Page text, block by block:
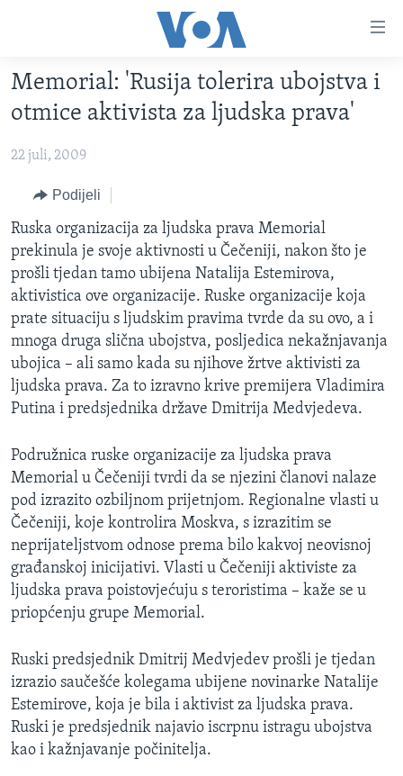
glavni
sadržaj
na
navigaciju
Idi
na
pretragu
FOTOGRAFIJE DANA
VIJESTI
SJEDINJENE AMERIČKE DRŽAVE
BOSNA I HERCEGOVINA
SVIJET
NAUKA I TEHNOLOGIJA
SPECIJALNI PROJEKTI
KORUPCIJA
SLOBODA MEDIJA
ŽENSKA STRANA
IZBJEGLIČKA STRANA
MAGAZIN
O GLASU AMERIKE
Learning English
PRATITE NAS
Memorial: 'Rusija tolerira ubojstva i
otmice aktivista za ljudska prava'
22 juli, 2009
Podijeli
Ruska organizacija za ljudska prava Memorial
prekinula je svoje aktivnosti u Čečeniji, nakon što je
prošli tjedan tamo ubijena Natalija Estemirova,
aktivistica ove organizacije. Ruske organizacije koja
prate situaciju s ljudskim pravima tvrde da su ovo, a i
mnoga druga slična ubojstva, posljedica nekažnjavanja
ubojica – ali samo kada su njihove žrtve aktivisti za
ljudska prava. Za to izravno krive premijera Vladimira
Putina i predsjednika države Dmitrija Medvjedeva.
Podružnica ruske organizacije za ljudska prava
Memorial u Čečeniji tvrdi da se njezini članovi nalaze
pod izrazito ozbiljnom prijetnjom. Regionalne vlasti u
Čečeniji, koje kontrolira Moskva, s izrazitim se
neprijateljstvom odnose prema bilo kakvoj neovisnoj
građanskoj inicijativi. Vlasti u Čečeniji aktiviste za
ljudska prava poistovjećuju s teroristima – kaže se u
priopćenju grupe Memorial.
Ruski predsjednik Dmitrij Medvjedev prošli je tjedan
izrazio saučešće kolegama ubijene novinarke Natalije
Estemirove, koja je bila i aktivist za ljudska prava.
Ruski je predsjednik najavio iscrpnu istragu ubojstva
kao i kažnjavanje počinitelja.